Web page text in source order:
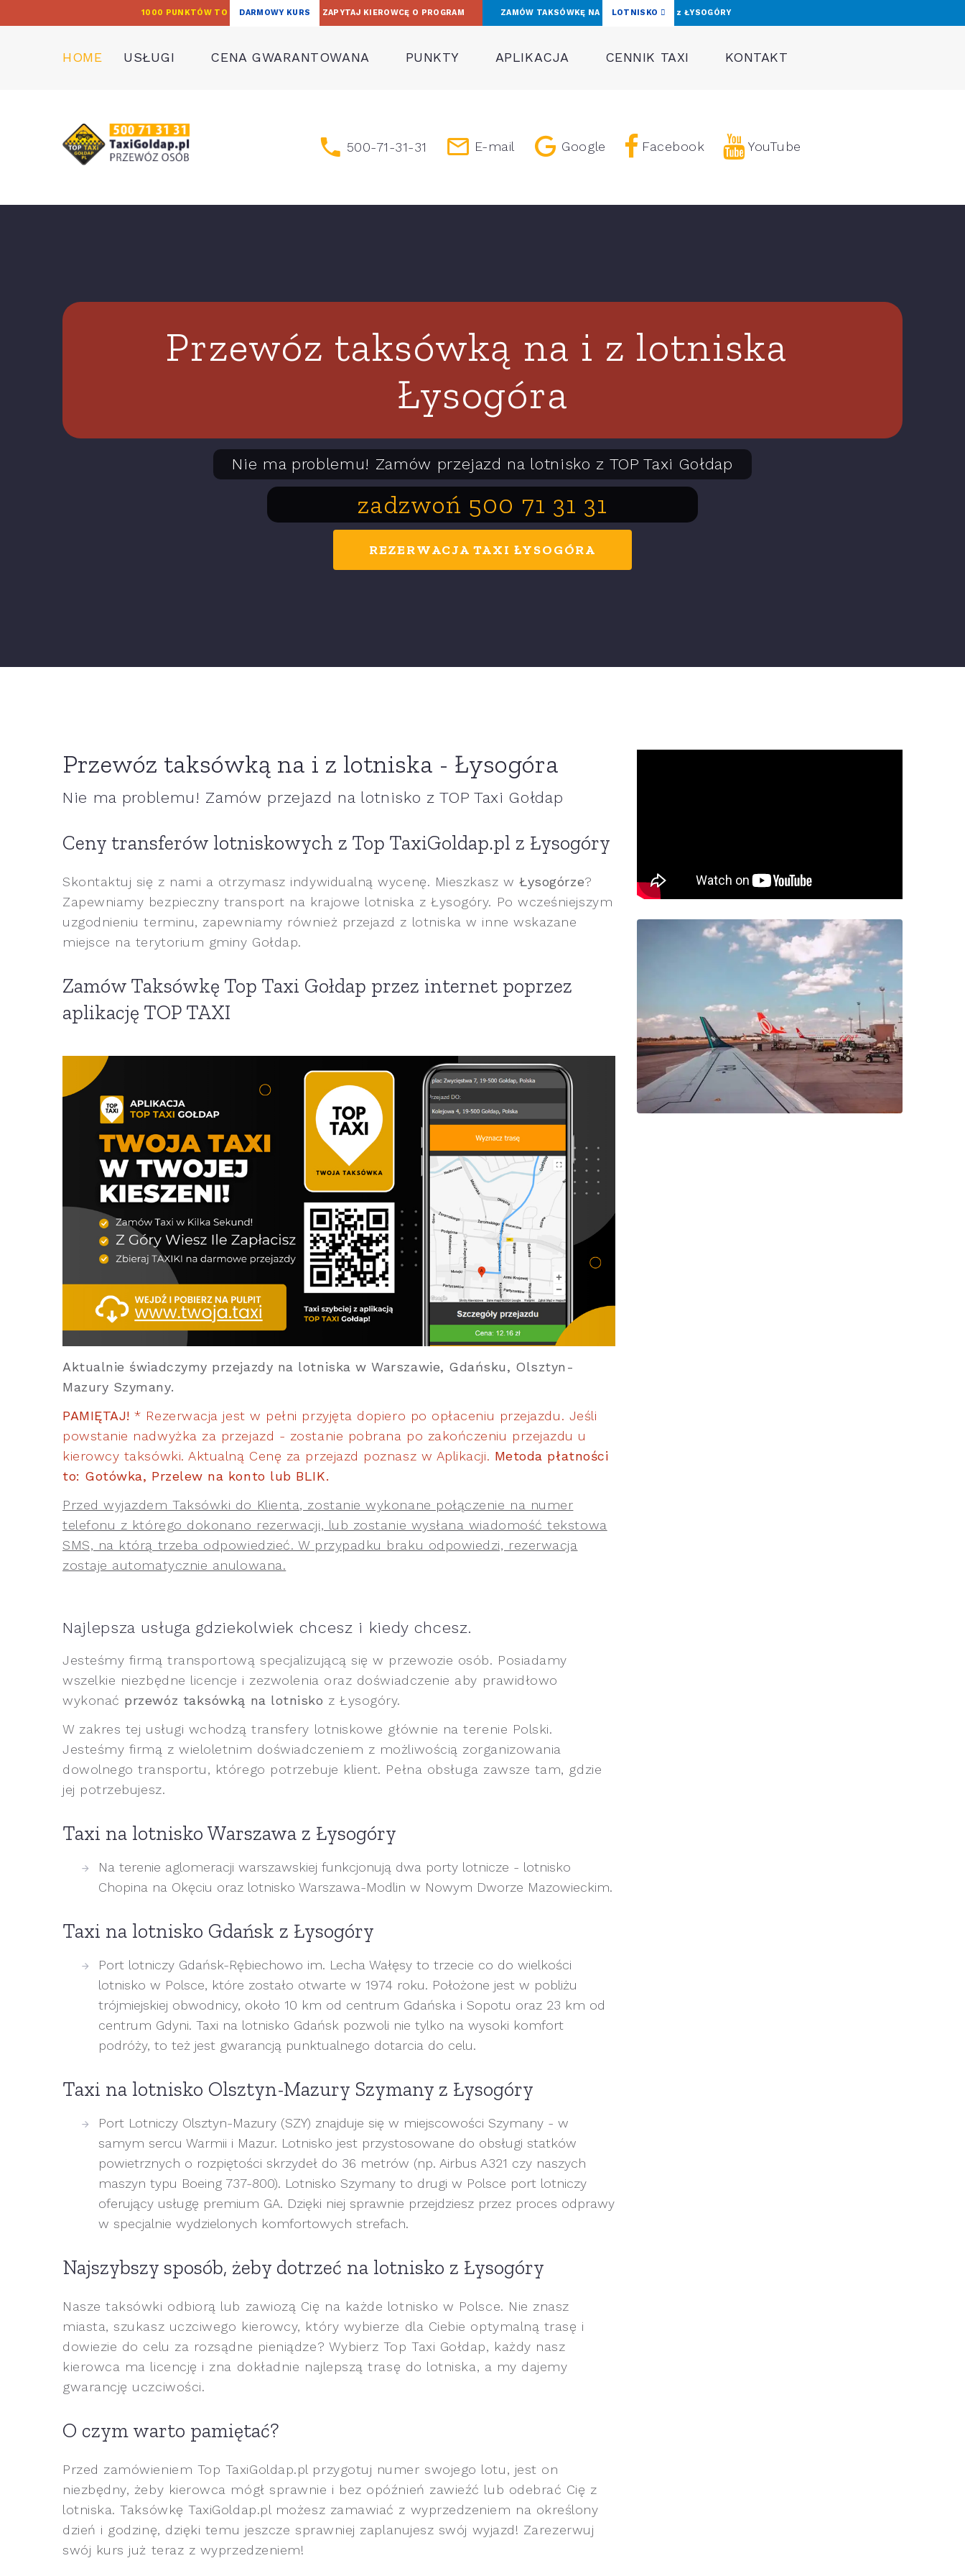
1000 PUNKTÓW TO DARMOWY KURS ZAPYTAJ KIEROWCĘ O PROGRAM ZAMÓW TAKSÓWKĘ NA LOTNISKO z ŁYSOGÓRY
HOME USŁUGI CENA GWARANTOWANA PUNKTY APLIKACJA CENNIK TAXI KONTAKT
500-71-31-31 E-mail Google Facebook YouTube
Przewóz taksówką na i z lotniska
Łysogóra
Nie ma problemu! Zamów przejazd na lotnisko z TOP Taxi Gołdap
zadzwoń 500 71 31 31
REZERWACJA TAXI ŁYSOGÓRA
Przewóz taksówką na i z lotniska - Łysogóra
Nie ma problemu! Zamów przejazd na lotnisko z TOP Taxi Gołdap
Ceny transferów lotniskowych z Top TaxiGoldap.pl z Łysogóry
Skontaktuj się z nami a otrzymasz indywidualną wycenę. Mieszkasz wŁysogórze?
Zapewniamy bezpieczny transport na krajowe lotniska z Łysogóry. Po wcześniejszym
uzgodnieniu terminu, zapewniamy również przejazd z lotniska w inne wskazane
miejsce na terytorium gminy Gołdap.
Zamów Taksówkę Top Taxi Gołdap przez internet poprzez
aplikację TOP TAXI
Aktualnie świadczymy przejazdy na lotniska w Warszawie, Gdańsku, Olsztyn-
Mazury Szymany.
PAMIĘTAJ!* Rezerwacja jest w pełni przyjęta dopiero po opłaceniu przejazdu. Jeśli
powstanie nadwyżka za przejazd - zostanie pobrana po zakończeniu przejazdu u
kierowcy taksówki. Aktualną Cenę za przejazd poznasz w Aplikacji. Metoda płatności
to: Gotówka, Przelew na konto lub BLIK.
Przed wyjazdem Taksówki do Klienta, zostanie wykonane połączenie na numer
telefonu z którego dokonano rezerwacji, lub zostanie wysłana wiadomość tekstowa
SMS, na którą trzeba odpowiedzieć. W przypadku braku odpowiedzi, rezerwacja
zostaje automatycznie anulowana.
Najlepsza usługa gdziekolwiek chcesz i kiedy chcesz.
Jesteśmy firmą transportową specjalizującą się w przewozie osób. Posiadamy
wszelkie niezbędne licencje i zezwolenia oraz doświadczenie aby prawidłowo
wykonać przewóz taksówką na lotnisko z Łysogóry.
W zakres tej usługi wchodzą transfery lotniskowe głównie na terenie Polski.
Jesteśmy firmą z wieloletnim doświadczeniem z możliwością zorganizowania
dowolnego transportu, którego potrzebuje klient. Pełna obsługa zawsze tam, gdzie
jej potrzebujesz.
Taxi na lotnisko Warszawa z Łysogóry
Na terenie aglomeracji warszawskiej funkcjonują dwa porty lotnicze - lotnisko
Chopina na Okęciu oraz lotnisko Warszawa-Modlin w Nowym Dworze Mazowieckim.
Taxi na lotnisko Gdańsk z Łysogóry
Port lotniczy Gdańsk-Rębiechowo im. Lecha Wałęsy to trzecie co do wielkości
lotnisko w Polsce, które zostało otwarte w 1974 roku. Położone jest w pobliżu
trójmiejskiej obwodnicy, około 10 km od centrum Gdańska i Sopotu oraz 23 km od
centrum Gdyni. Taxi na lotnisko Gdańsk pozwoli nie tylko na wysoki komfort
podróży, to też jest gwarancją punktualnego dotarcia do celu.
Taxi na lotnisko Olsztyn-Mazury Szymany z Łysogóry
Port Lotniczy Olsztyn-Mazury (SZY) znajduje się w miejscowości Szymany - w
samym sercu Warmii i Mazur. Lotnisko jest przystosowane do obsługi statków
powietrznych o rozpiętości skrzydeł do 36 metrów (np. Airbus A321 czy naszych
maszyn typu Boeing 737-800). Lotnisko Szymany to drugi w Polsce port lotniczy
oferujący usługę premium GA. Dzięki niej sprawnie przejdziesz przez proces odprawy
w specjalnie wydzielonych komfortowych strefach.
Najszybszy sposób, żeby dotrzeć na lotnisko z Łysogóry
Nasze taksówki odbiorą lub zawiozą Cię na każde lotnisko w Polsce. Nie znasz
miasta, szukasz uczciwego kierowcy, który wybierze dla Ciebie optymalną trasę i
dowiezie do celu za rozsądne pieniądze? Wybierz Top Taxi Gołdap, każdy nasz
kierowca ma licencję i zna dokładnie najlepszą trasę do lotniska, a my dajemy
gwarancję uczciwości.
O czym warto pamiętać?
Przed zamówieniem Top TaxiGoldap.pl przygotuj numer swojego lotu, jest on
niezbędny, żeby kierowca mógł sprawnie i bez opóźnień zawieźć lub odebrać Cię z
lotniska. Taksówkę TaxiGoldap.pl możesz zamawiać z wyprzedzeniem na określony
dzień i godzinę, dzięki temu jeszcze sprawniej zaplanujesz swój wyjazd! Zarezerwuj
swój kurs już teraz z wyprzedzeniem!